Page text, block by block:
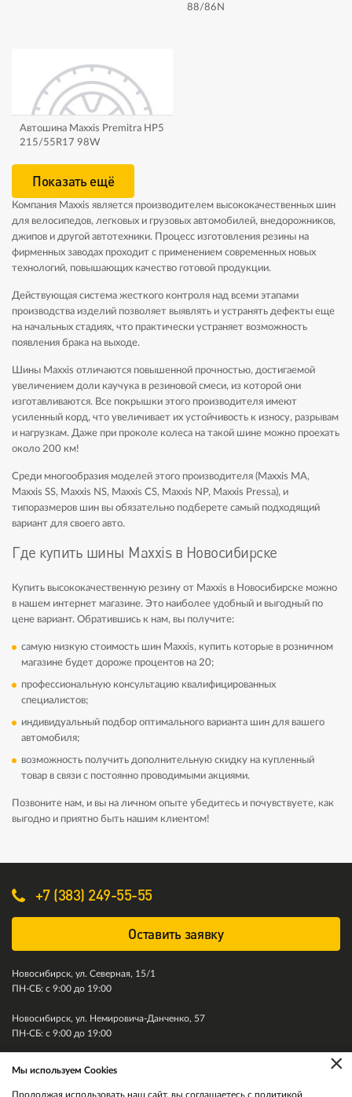
88/86N
Автошина Maxxis Premitra HP5
215/55R17 98W
Показать ещё
Компания Maxxis является производителем высококачественных шин
для велосипедов, легковых и грузовых автомобилей, внедорожников,
джипов и другой автотехники. Процесс изготовления резины на
фирменных заводах проходит с применением современных новых
технологий, повышающих качество готовой продукции.
Действующая система жесткого контроля над всеми этапами
производства изделий позволяет выявлять и устранять дефекты еще
на начальных стадиях, что практически устраняет возможность
появления брака на выходе.
Шины Maxxis отличаются повышенной прочностью, достигаемой
увеличением доли каучука в резиновой смеси, из которой они
изготавливаются. Все покрышки этого производителя имеют
усиленный корд, что увеличивает их устойчивость к износу, разрывам
и нагрузкам. Даже при проколе колеса на такой шине можно проехать
около 200 км!
Среди многообразия моделей этого производителя (Maxxis MA,
Maxxis SS, Maxxis NS, Maxxis CS, Maxxis NP, Maxxis Pressa), и
типоразмеров шин вы обязательно подберете самый подходящий
вариант для своего авто.
Где купить шины Maxxis в Новосибирске
Купить высококачественную резину от Maxxis в Новосибирске можно
в нашем интернет магазине. Это наиболее удобный и выгодный по
цене вариант. Обратившись к нам, вы получите:
самую низкую стоимость шин Maxxis, купить которые в розничном
магазине будет дороже процентов на 20;
профессиональную консультацию квалифицированных
специалистов;
индивидуальный подбор оптимального варианта шин для вашего
автомобиля;
возможность получить дополнительную скидку на купленный
товар в связи c постоянно проводимыми акциями.
Позвоните нам, и вы на личном опыте убедитесь и почувствуете, как
выгодно и приятно быть нашим клиентом!
+7 (383) 249-55-55
Оставить заявку
Новосибирск, ул. Северная, 15/1
ПН-СБ: с 9:00 до 19:00
Новосибирск, ул. Немировича-Данченко, 57
ПН-СБ: с 9:00 до 19:00
×
Мы используем Cookies
Продолжая использовать наш сайт, вы соглашаетесь с политикой